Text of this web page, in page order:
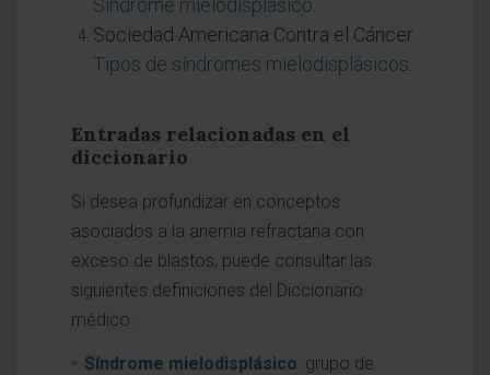
Síndrome mielodisplásico
Sociedad Americana Contra el Cáncer.
Tipos de síndromes mielodisplásicos
Entradas relacionadas en el
diccionario
Si desea profundizar en conceptos
asociados a la anemia refractaria con
exceso de blastos, puede consultar las
siguientes definiciones del Diccionario
médico:
Síndrome mielodisplásico: grupo de